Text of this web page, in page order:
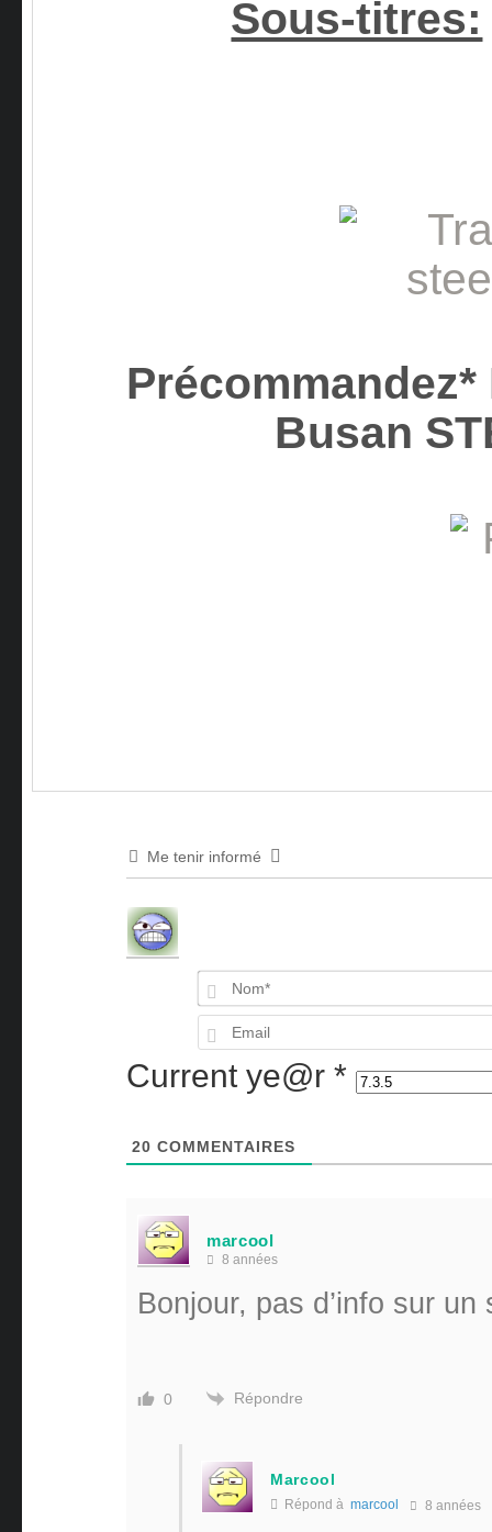
Sous-titres:
Busan
Me tenir informé
Current ye@r *
20 COMMENTAIRES
marcool
8 années
Bonjour, pas d’info sur
0 Répondre
Marcool
Répond à marcool 8 années